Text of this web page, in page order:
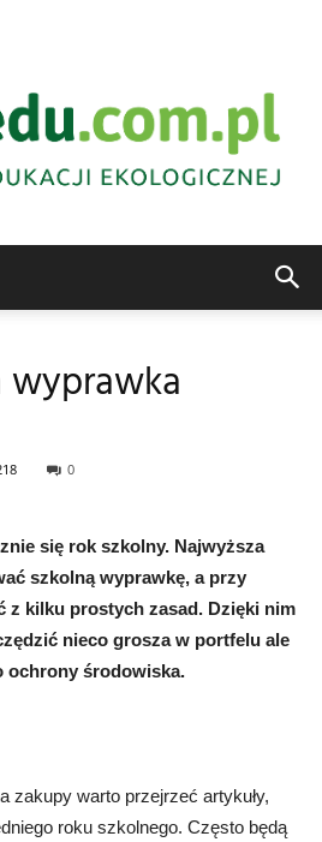
ekologiczna
wyprawka
0
się rok szkolny. Najwyższa
szkolną wyprawkę, a przy
z kilku prostych zasad. Dzięki nim
nieco grosza w portfelu ale
ochrony środowiska.
zakupy warto przejrzeć artykuły,
roku szkolnego. Często będą